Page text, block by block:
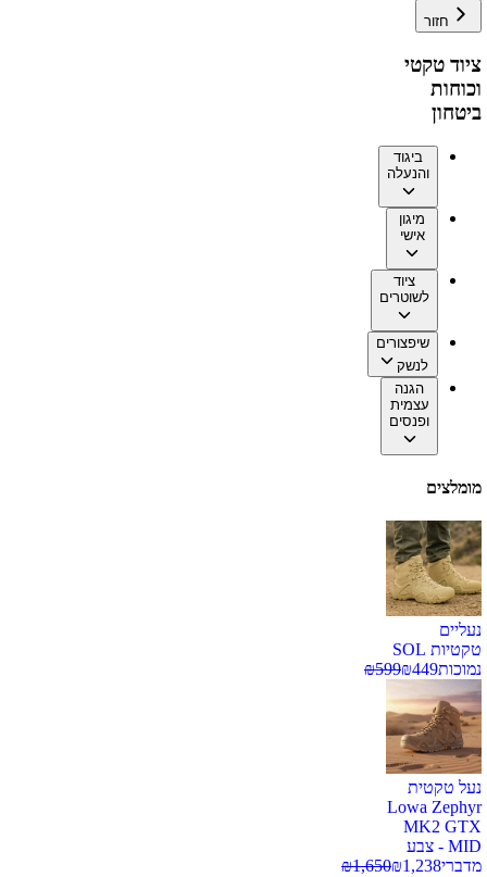
חזור
ציוד טקטי
וכוחות
ביטחון
ביגוד
והנעלה
מיגון
אישי
ציוד
לשוטרים
שיפצורים
לנשק
הגנה
עצמית
ופנסים
מומלצים
נעליים
טקטיות SOL
נמוכות
₪449
₪599
נעל טקטית
Lowa Zephyr
MK2 GTX
MID - צבע
מדברי
₪1,238
₪1,650